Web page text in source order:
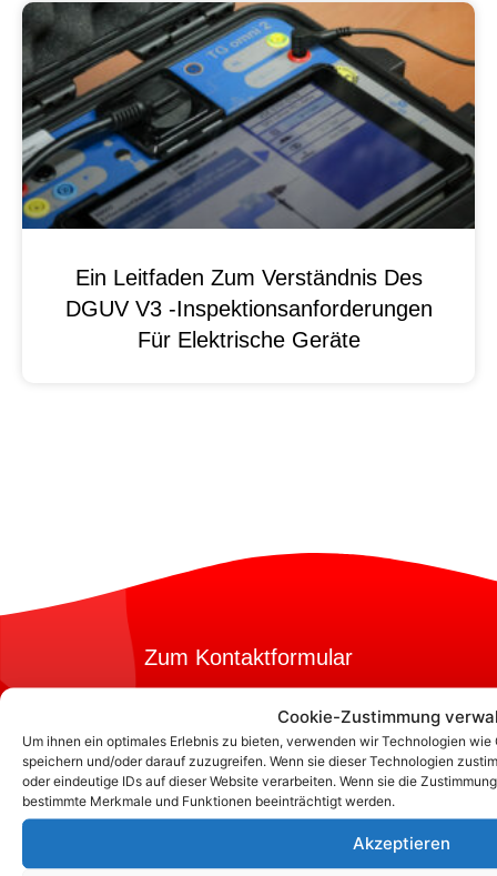
Cookie-Zustimmung
Um ihnen ein optimales Erlebnis zu bieten, verwenden wir Technologien
speichern und/oder darauf zuzugreifen. Wenn sie dieser Technologien
oder eindeutige IDs auf dieser Website verarbeiten. Wenn sie die
bestimmte Merkmale und Funktionen beeinträchtigt werden.
Akzeptieren
Ein Leitfaden Zum Verständnis Des
DGUV V3 -Inspektionsanforderungen
Für Elektrische Geräte
Zum Kontaktformular
Kontakt